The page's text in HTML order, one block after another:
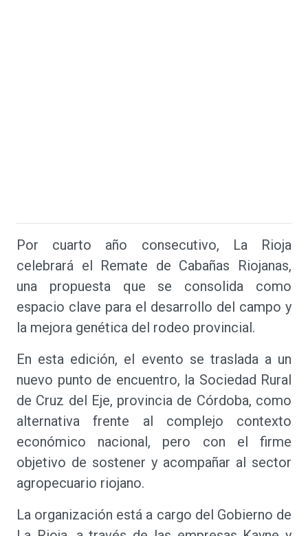
Por cuarto año consecutivo, La Rioja
celebrará el Remate de Cabañas Riojanas,
una propuesta que se consolida como
espacio clave para el desarrollo del campo y
la mejora genética del rodeo provincial.
En esta edición, el evento se traslada a un
nuevo punto de encuentro, la Sociedad Rural
de Cruz del Eje, provincia de Córdoba, como
alternativa frente al complejo contexto
económico nacional, pero con el firme
objetivo de sostener y acompañar al sector
agropecuario riojano.
La organización está a cargo del Gobierno de